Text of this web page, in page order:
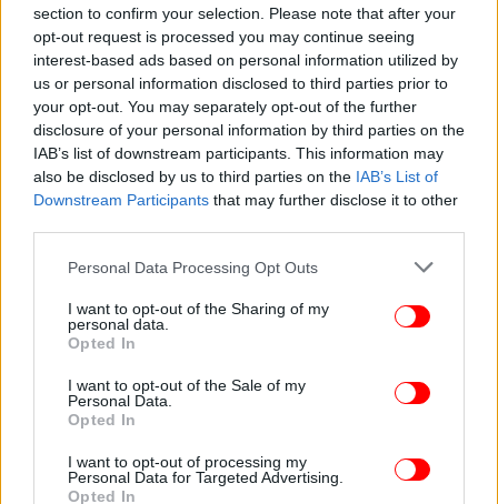
section to confirm your selection. Please note that after your
opt-out request is processed you may continue seeing
interest-based ads based on personal information utilized by
us or personal information disclosed to third parties prior to
your opt-out. You may separately opt-out of the further
disclosure of your personal information by third parties on the
IAB’s list of downstream participants. This information may
also be disclosed by us to third parties on the IAB’s List of
Downstream Participants that may further disclose it to other
Please note that this website/app uses one or more Google
not limited to your visit or usage behaviour. You may click to
grant or deny consent to Google and its third-party tags to
use your data for below specified purposes in below Google
consent section.
Personal Data Processing Opt Outs
I want to opt-out of the Sharing of my
personal data.
Opted In
I want to opt-out of the Sale of my
Personal Data.
Opted In
I want to opt-out of processing my
Personal Data for Targeted Advertising.
Opted In
08/01/2025 01:21
League Cup: Φουλάρει για τελικό η Νιούκαστλ,
νίκησε 2-0 την Άρσεναλ στο «Emirates» με
τρομερό Ισάκ